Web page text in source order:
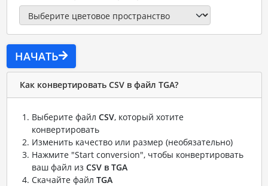
НАЧАТЬ
Как конвертировать CSV в файл TGA?
Выберите файл CSV, который хотите
конвертировать
Изменить качество или размер (необязательно)
Нажмите "Start conversion", чтобы конвертировать
ваш файл из CSV в TGA
Скачайте файл TGA